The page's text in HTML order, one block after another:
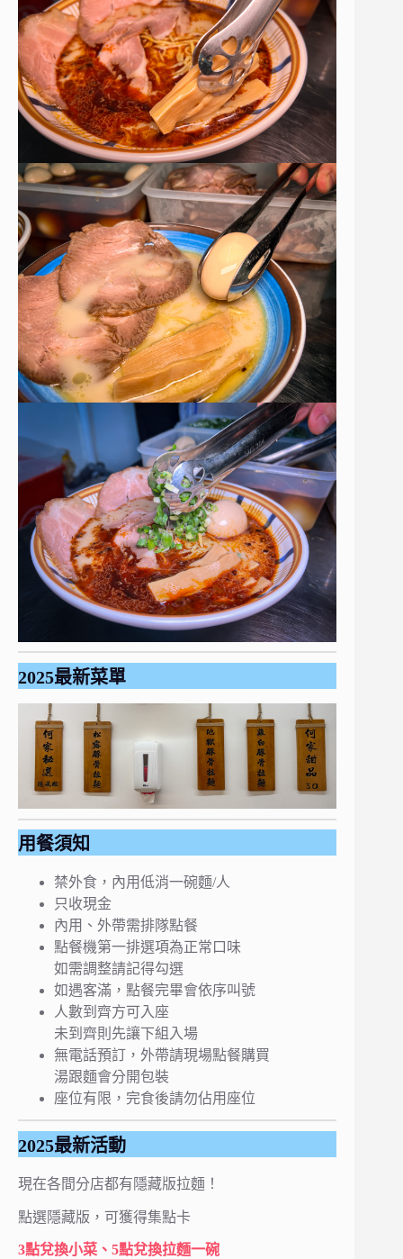
2025最新菜單
用餐須知
禁外食，內用低消一碗麵/人
只收現金
內用、外帶需排隊點餐
點餐機第一排選項為正常口味
如需調整請記得勾選
如遇客滿，點餐完畢會依序叫號
人數到齊方可入座
未到齊則先讓下組入場
無電話預訂，外帶請現場點餐購買
湯跟麵會分開包裝
座位有限，完食後請勿佔用座位
2025最新活動
現在各間分店都有隱藏版拉麵！
點選隱藏版，可獲得集點卡
3點兌換小菜、5點兌換拉麵一碗